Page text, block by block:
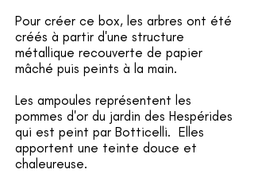
Pour créer ce box, les arbres ont été
créés à partir d'une structure
métallique recouverte de papier
mâché puis peints à la main.
Les ampoules représentent les
pommes d'or du jardin des Hespérides
qui est peint par Botticelli. Elles
apportent une teinte douce et
chaleureuse.